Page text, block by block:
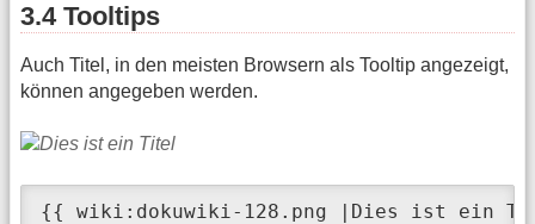
3.4 Tooltips
Auch Titel, in den meisten Browsern als Tooltip angezeigt,
können angegeben werden.
{{ wiki:dokuwiki-128.png |Dies ist ein